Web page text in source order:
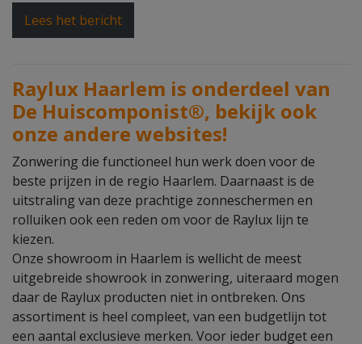
Lees het bericht
Raylux Haarlem is onderdeel van
De Huiscomponist®, bekijk ook
onze andere websites!
Zonwering die functioneel hun werk doen voor de
beste prijzen in de regio Haarlem. Daarnaast is de
uitstraling van deze prachtige zonneschermen en
rolluiken ook een reden om voor de Raylux lijn te
kiezen.
Onze showroom in Haarlem is wellicht de meest
uitgebreide showrook in zonwering, uiteraard mogen
daar de Raylux producten niet in ontbreken. Ons
assortiment is heel compleet, van een budgetlijn tot
een aantal exclusieve merken. Voor ieder budget een